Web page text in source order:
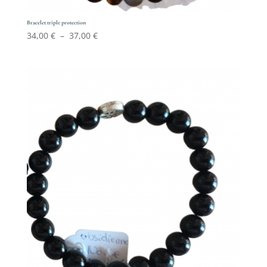
Bracelet triple protection
34,00 € – 37,00 €Plage
37,00 €